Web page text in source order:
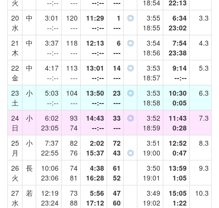
火 --:-- --- --:-- --- 18:54
22:13
20
水
中
3:01
--:--
120
---
11:29
--:--
1
---
◎
3:55
18:55
6:34
23:02
3.3
21
木
中
3:37
--:--
118
---
12:13
--:--
6
---
◎
3:54
18:56
7:54
23:38
4.3
22
金
中
4:17
--:--
113
---
13:01
--:--
14
---
◎
3:53
18:57
9:14
--:--
5.3
23
土
小
5:03
--:--
104
---
13:50
--:--
23
---
◎
3:53
18:58
10:30
0:05
6.3
24
日
小
6:02
23:05
93
74
14:43
--:--
33
---
◎
3:52
18:59
11:43
0:28
7.3
25
月
小
7:37
22:55
82
76
2:02
15:37
72
43
◎
3:51
19:00
12:52
0:47
8.3
26
火
長
10:06
23:06
74
81
4:38
16:28
61
52
3:50
19:01
13:59
1:05
9.3
27
水
若
12:19
23:24
73
88
5:56
17:12
47
60
3:49
19:02
15:05
1:22
10.3